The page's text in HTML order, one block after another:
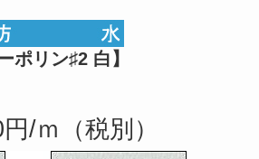
ポリン♯2 白】
/ｍ（税別）